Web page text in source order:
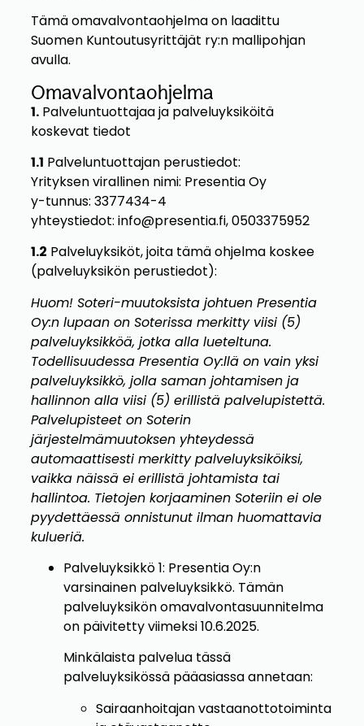
Tämä omavalvontaohjelma on laadittu
Suomen Kuntoutusyrittäjät ry:n mallipohjan
avulla.
Omavalvontaohjelma
1. Palveluntuottajaa ja palveluyksiköitä
koskevat tiedot
1.1 Palveluntuottajan perustiedot:
Yrityksen virallinen nimi: Presentia Oy
y-tunnus: 3377434-4
yhteystiedot: info@presentia.fi, 0503375952
1.2 Palveluyksiköt, joita tämä ohjelma koskee
(palveluyksikön perustiedot):
Huom! Soteri-muutoksista johtuen Presentia
Oy:n lupaan on Soterissa merkitty viisi (5)
palveluyksikköä, jotka alla lueteltuna.
Todellisuudessa Presentia Oy:llä on vain yksi
palveluyksikkö, jolla saman johtamisen ja
hallinnon alla viisi (5) erillistä palvelupistettä.
Palvelupisteet on Soterin
järjestelmämuutoksen yhteydessä
automaattisesti merkitty palveluyksiköiksi,
vaikka näissä ei erillistä johtamista tai
hallintoa. Tietojen korjaaminen Soteriin ei ole
pyydettäessä onnistunut ilman huomattavia
kulueriä.
Palveluyksikkö 1: Presentia Oy:n
varsinainen palveluyksikkö. Tämän
palveluyksikön omavalvontasuunnitelma
on päivitetty viimeksi 10.6.2025.
Minkälaista palvelua tässä
palveluyksikössä pääasiassa annetaan:
Sairaanhoitajan vastaanottotoiminta